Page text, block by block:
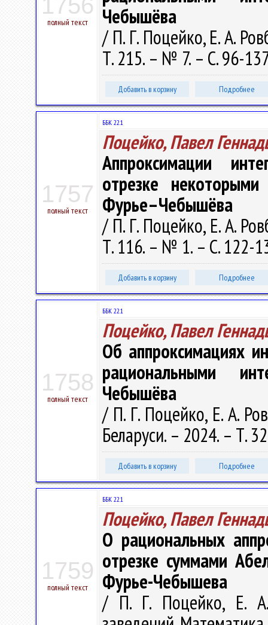
1756
полный текст
Чебышёва
/ П. Г. Поцейко, Е. А.
Т. 215. – № 7. – С. 96-
Добавить в корзину Подробнее
1757
полный текст
ББК 22.1
Поцейко, Павел
Аппроксимации
отрезке
Фурье–Чебышёва
/ П. Г. Поцейко, Е. А.
Т. 116. – № 1. – С. 122-
Добавить в корзину Подробнее
1758
полный текст
ББК 22.1
Поцейко, Павел
Об аппроксимациях
рациональными
Чебышёва
/ П. Г. Поцейко, Е. А.
Беларуси. – 2024. – Т.
Добавить в корзину Подробнее
1759
полный текст
ББК 22.1
Поцейко, Павел
О рациональных
отрезке суммами
Фурье-Чебышева
/ П. Г. Поцейко, Е.